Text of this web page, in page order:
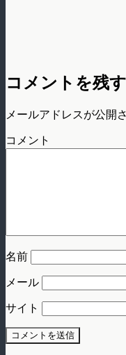
コメントを残す
メールアドレスが公開
コメント
名前
メール
サイト